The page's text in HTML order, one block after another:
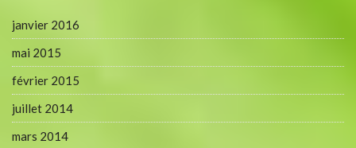
janvier 2016
mai 2015
février 2015
juillet 2014
mars 2014